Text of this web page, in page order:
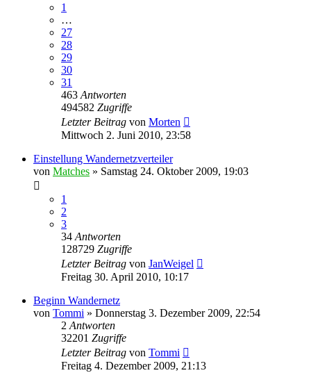
1
…
27
28
29
30
31
463 Antworten
494582 Zugriffe
Letzter Beitrag von Morten
Mittwoch 2. Juni 2010, 23:58
Einstellung Wandernetzverteiler
von Matches » Samstag 24. Oktober 2009, 19:03
1
2
3
34 Antworten
128729 Zugriffe
Letzter Beitrag von JanWeigel
Freitag 30. April 2010, 10:17
Beginn Wandernetz
von Tommi » Donnerstag 3. Dezember 2009, 22:54
2 Antworten
32201 Zugriffe
Letzter Beitrag von Tommi
Freitag 4. Dezember 2009, 21:13